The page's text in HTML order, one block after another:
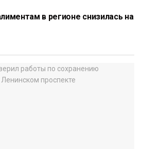
в регионе снизилась на